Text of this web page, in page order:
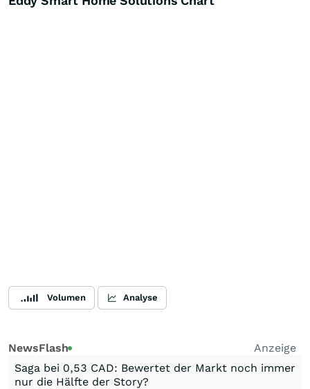
Volumen Analyse
NewsFlash
Anzeige
Saga bei 0,53 CAD: Bewertet der Markt noch immer
nur die Hälfte der Story?